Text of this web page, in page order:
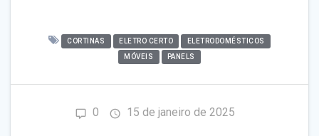
CORTINAS ELETRO CERTO
ELETRODOMÉSTICOS
MÓVEIS
PANELS
0 15 de janeiro de 2025